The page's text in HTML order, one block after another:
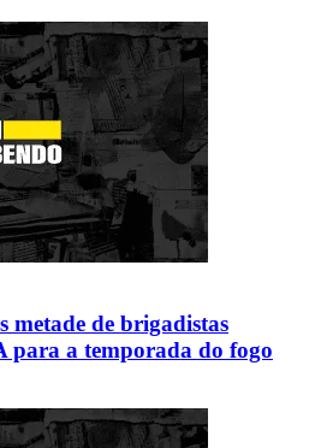
metade de brigadistas
para a temporada do fogo